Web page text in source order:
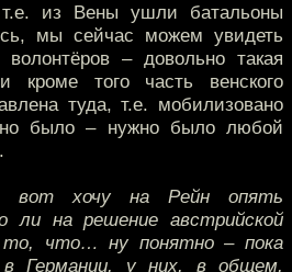
из Вены ушли батальоны
мы сейчас можем увидеть
– довольно такая
кроме того часть венского
туда, т.е. мобилизовано
было – нужно было любой
хочу на Рейн опять
ли на решение австрийской
то, что… ну понятно – пока
в Германии, у них, в общем,